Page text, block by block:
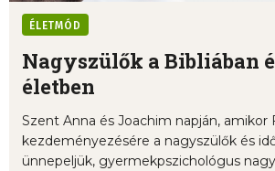
ÉLETMÓD
Nagyszülők a Bibliában
életben
Szent Anna és Joachim napján, amikor
kezdeményezésére a nagyszülők és
ünnepeljük, gyermekpszichológus